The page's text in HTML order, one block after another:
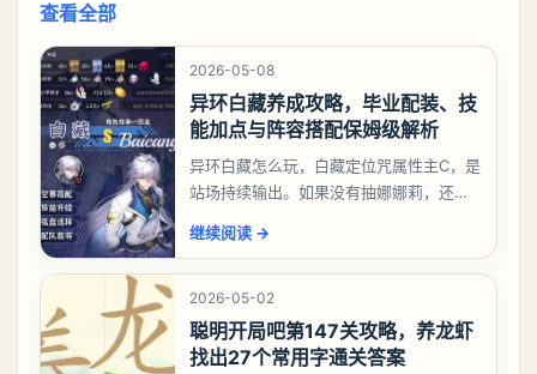
查看全部
2026-05-08
异环白藏养成攻略，毕业配装、技
能加点与阵容搭配保姆级解析
异环白藏怎么玩，白藏定位咒属性主C，是
站场持续输出。如果没有抽娜娜莉，还没
有娜娜莉缺另外一个二队C想打深渊也可以
考虑养个白藏
继续阅读 →
2026-05-02
聪明开局吧第147关攻略，养龙虾
找出27个常用字通关答案